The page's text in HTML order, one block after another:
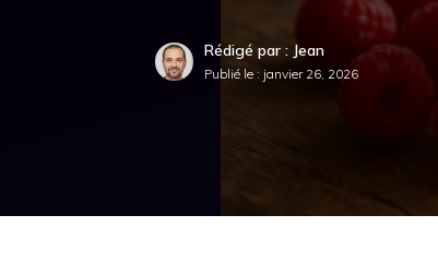
Rédigé par : Jean
Publié le : janvier 26, 2026